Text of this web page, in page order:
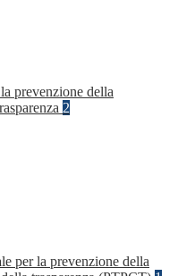
prevenzione della
2
per la prevenzione della